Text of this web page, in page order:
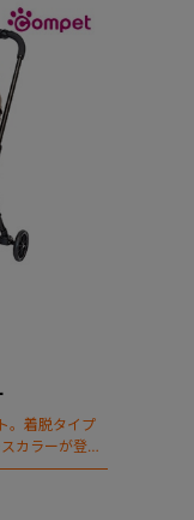
。着脱タイプ
カラーが登